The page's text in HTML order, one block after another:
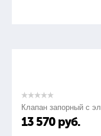
Клапан запорный с
13 570 руб.